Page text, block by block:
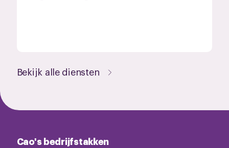
Bekijk alle diensten
Cao's bedrijfstakken